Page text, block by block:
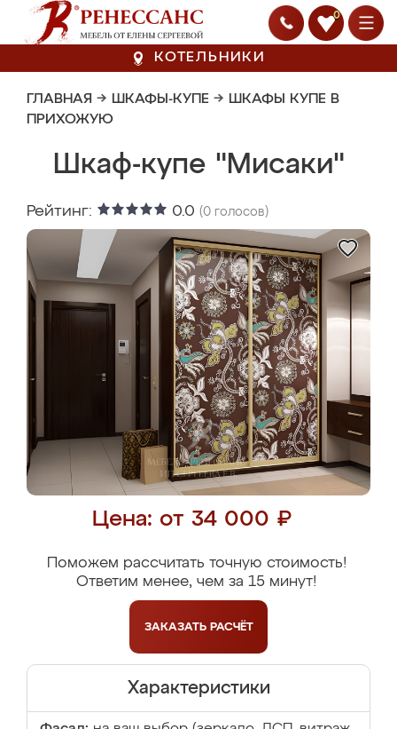
0
КОТЕЛЬНИКИ
ГЛАВНАЯ → ШКАФЫ-КУПЕ → ШКАФЫ КУПЕ В
ПРИХОЖУЮ
Шкаф-купе "Мисаки"
Рейтинг: 0.0 (0 голосов)
Цена: от 34 000 ₽
Поможем рассчитать точную стоимость!
Ответим менее, чем за 15 минут!
ЗАКАЗАТЬ РАСЧЁТ
Характеристики